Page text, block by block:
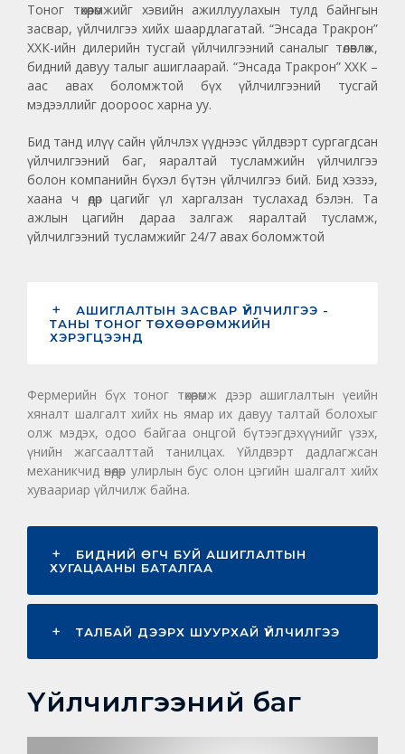
Тоног төхөөрөмжийг хэвийн ажиллуулахын тулд байнгын
засвар, үйлчилгээ хийх шаардлагатай. “Энсада Тракрон”
ХХК-ийн дилерийн тусгай үйлчилгээний саналыг төлөвлөж,
бидний давуу талыг ашиглаарай. “Энсада Тракрон” ХХК –
аас авах боломжтой бүх үйлчилгээний тусгай
мэдээллийг доороос харна уу.
Бид танд илүү сайн үйлчлэх үүднээс үйлдвэрт сургагдсан
үйлчилгээний баг, яаралтай тусламжийн үйлчилгээ
болон компанийн бүхэл бүтэн үйлчилгээ бий. Бид хэзээ,
хаана ч өдөр цагийг үл харгалзан туслахад бэлэн. Та
ажлын цагийн дараа залгаж яаралтай тусламж,
үйлчилгээний тусламжийг 24/7 авах боломжтой
АШИГЛАЛТЫН ЗАСВАР ҮЙЛЧИЛГЭЭ -
ТАНЫ ТОНОГ ТӨХӨӨРӨМЖИЙН
ХЭРЭГЦЭЭНД
Фермерийн бүх тоног төхөөрөмж дээр ашиглалтын үеийн
хяналт шалгалт хийх нь ямар их давуу талтай болохыг
олж мэдэх, одоо байгаа онцгой бүтээгдэхүүнийг үзэх,
үнийн жагсаалттай танилцах. Үйлдвэрт дадлагжсан
механикчид өнөөдөр улирлын бус олон цэгийн шалгалт хийх
хуваариар үйлчилж байна.
БИДНИЙ ӨГЧ БУЙ АШИГЛАЛТЫН
ХУГАЦААНЫ БАТАЛГАА
ТАЛБАЙ ДЭЭРХ ШУУРХАЙ ҮЙЛЧИЛГЭЭ
Үйлчилгээний баг